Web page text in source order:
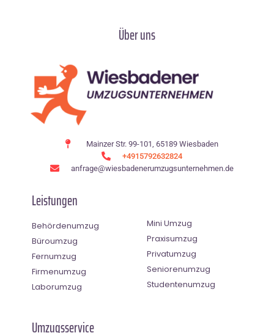
Über uns
Mainzer Str. 99-101, 65189 Wiesbaden
+4915792632824
anfrage@wiesbadenerumzugsunternehmen.de
Leistungen
Behördenumzug
Büroumzug
Fernumzug
Firmenumzug
Laborumzug
Mini Umzug
Praxisumzug
Privatumzug
Seniorenumzug
Studentenumzug
Umzugsservice